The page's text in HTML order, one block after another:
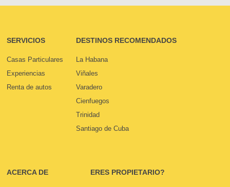
SERVICIOS
Casas Particulares
Experiencias
Renta de autos
DESTINOS RECOMENDADOS
La Habana
Viñales
Varadero
Cienfuegos
Trinidad
Santiago de Cuba
ACERCA DE ERES PROPIETARIO?